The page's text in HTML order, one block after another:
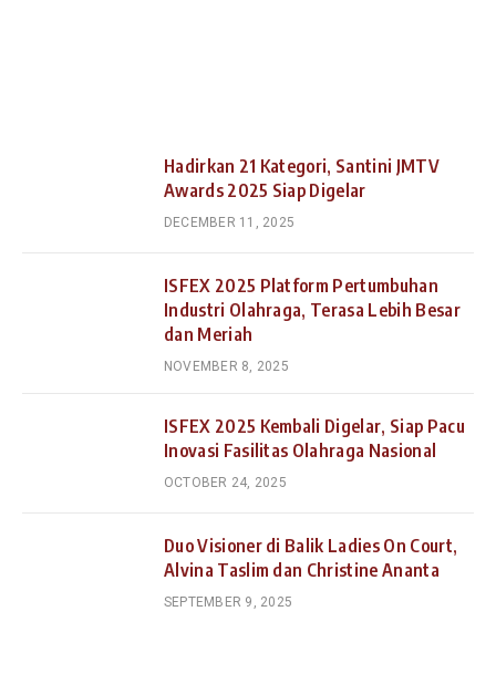
Hadirkan 21 Kategori, Santini JMTV
Awards 2025 Siap Digelar
DECEMBER 11, 2025
ISFEX 2025 Platform Pertumbuhan
Industri Olahraga, Terasa Lebih Besar
dan Meriah
NOVEMBER 8, 2025
ISFEX 2025 Kembali Digelar, Siap Pacu
Inovasi Fasilitas Olahraga Nasional
OCTOBER 24, 2025
Duo Visioner di Balik Ladies On Court,
Alvina Taslim dan Christine Ananta
SEPTEMBER 9, 2025